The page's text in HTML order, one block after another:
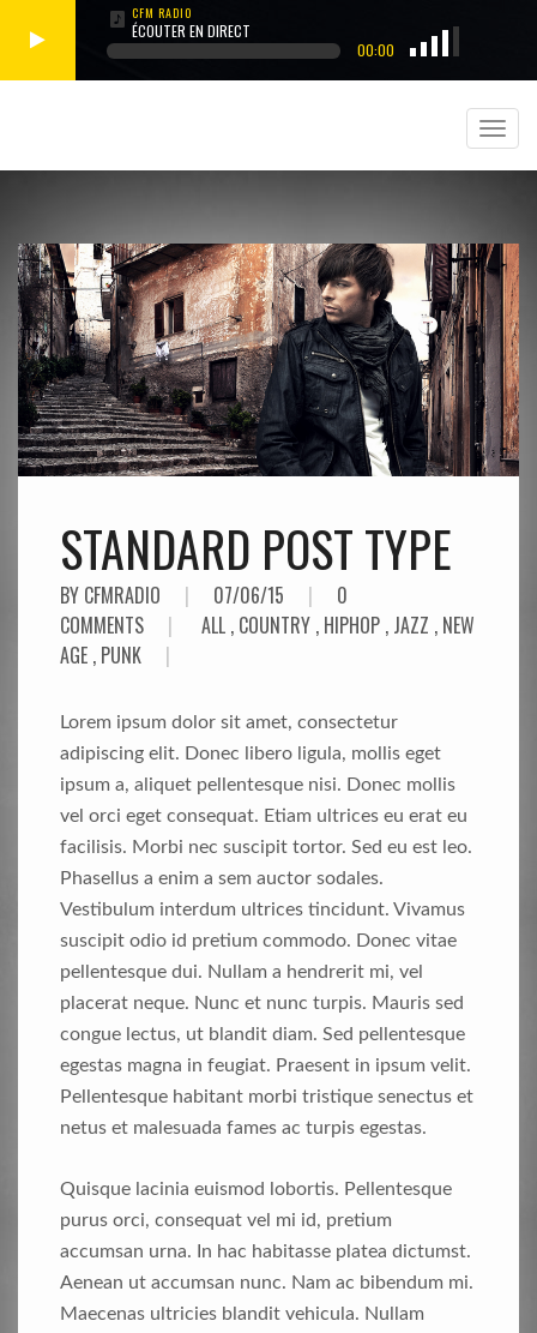
ÉCOUTER EN DIRECT
00:00
STANDARD POST TYPE
BY CFMRADIO | 07/06/15 |
0
COMMENTS
| ALL , COUNTRY , HIPHOP , JAZZ , NEW
AGE , PUNK |
Lorem ipsum dolor sit amet, consectetur
adipiscing elit. Donec libero ligula, mollis eget
ipsum a, aliquet pellentesque nisi. Donec mollis
vel orci eget consequat. Etiam ultrices eu erat eu
facilisis. Morbi nec suscipit tortor. Sed eu est leo.
Phasellus a enim a sem auctor sodales.
Vestibulum interdum ultrices tincidunt. Vivamus
suscipit odio id pretium commodo. Donec vitae
pellentesque dui. Nullam a hendrerit mi, vel
placerat neque. Nunc et nunc turpis. Mauris sed
congue lectus, ut blandit diam. Sed pellentesque
egestas magna in feugiat. Praesent in ipsum velit.
Pellentesque habitant morbi tristique senectus et
netus et malesuada fames ac turpis egestas.
Quisque lacinia euismod lobortis. Pellentesque
purus orci, consequat vel mi id, pretium
accumsan urna. In hac habitasse platea dictumst.
Aenean ut accumsan nunc. Nam ac bibendum mi.
Maecenas ultricies blandit vehicula. Nullam